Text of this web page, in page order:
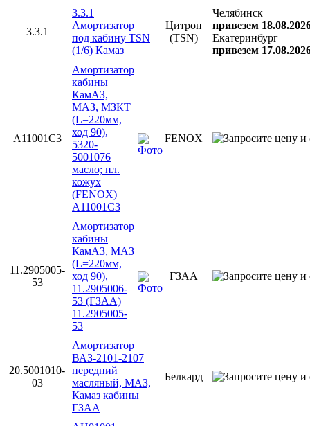
3.3.1
3.3.1
Амортизатор
под кабину TSN
(1/6) Камаз
Цитрон
(TSN)
Челябинск
привезем
Екатеринбург
привезем
A11001C3
Амортизатор
кабины
КамАЗ,
МАЗ, МЗКТ
(L=220мм,
ход 90),
5320-
5001076
масло; пл.
кожух
(FENOX)
A11001C3
FENOX
11.2905005-
53
Амортизатор
кабины
КамАЗ, МАЗ
(L=220мм,
ход 90),
11.2905006-
53 (ГЗАА)
11.2905005-
53
ГЗАА
20.5001010-
03
Амортизатор
ВАЗ-2101-2107
передний
масляный, МАЗ,
Камаз кабины
ГЗАА
Белкард